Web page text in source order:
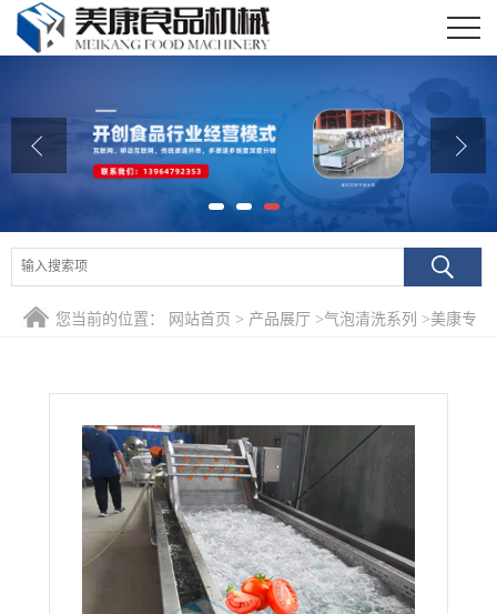
公司介绍
公司动态
产品展厅
联系我们
您当前的位置： 网站首页 > 产品展厅 >气泡清洗系列 >美康专